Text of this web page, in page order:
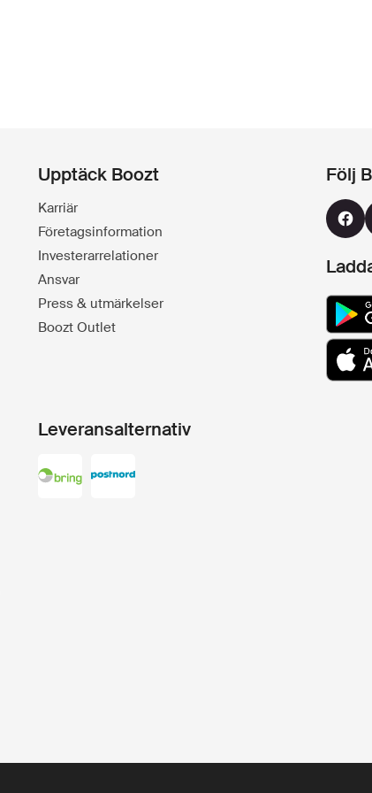
Upptäck Boozt
Karriär
Företagsinformation
Investerarrelationer
Ansvar
Press & utmärkelser
Boozt Outlet
Följ
Leveransalternativ